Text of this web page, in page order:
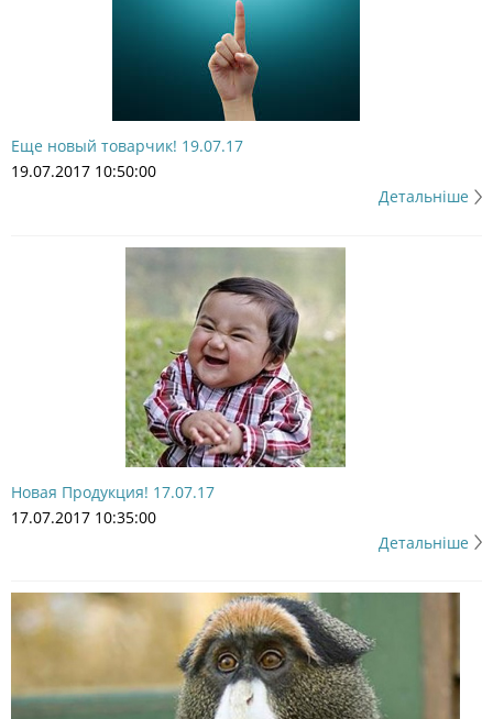
Еще новый товарчик! 19.07.17
19.07.2017 10:50:00
Детальніше
Новая Продукция! 17.07.17
17.07.2017 10:35:00
Детальніше